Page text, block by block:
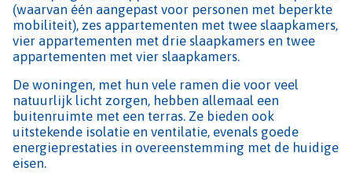
(waarvan één aangepast voor personen met beperkte
mobiliteit), zes appartementen met twee slaapkamers,
vier appartementen met drie slaapkamers en twee
appartementen met vier slaapkamers.
De woningen, met hun vele ramen die voor veel
natuurlijk licht zorgen, hebben allemaal een
buitenruimte met een terras. Ze bieden ook
uitstekende isolatie en ventilatie, evenals goede
energieprestaties in overeenstemming met de huidige
eisen.